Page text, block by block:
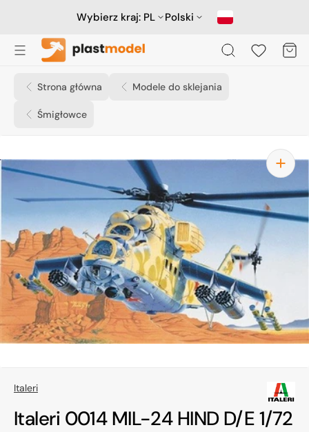
Wybierz kraj: PL Polski
Koszyk
Strona główna Modele do sklejania
Śmigłowce
Otwórz
media
1
w
widoku
galerii
Italeri
Italeri 0014 MIL-24 HIND D/E 1/72